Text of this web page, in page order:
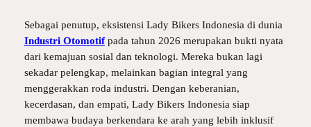
Sebagai penutup, eksistensi Lady Bikers Indonesia di dunia
Industri Otomotifpada tahun 2026 merupakan bukti nyata
dari kemajuan sosial dan teknologi. Mereka bukan lagi
sekadar pelengkap, melainkan bagian integral yang
menggerakkan roda industri. Dengan keberanian,
kecerdasan, dan empati, Lady Bikers Indonesia siap
membawa budaya berkendara ke arah yang lebih inklusif